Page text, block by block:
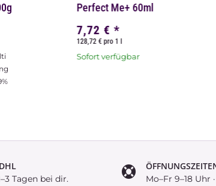
Perfect Me+ 60ml
7,72 €*
128,72 € pro 1 l
Sofort verfügbar
Tagen bei dir. Mo–Fr 9–18 Uhr